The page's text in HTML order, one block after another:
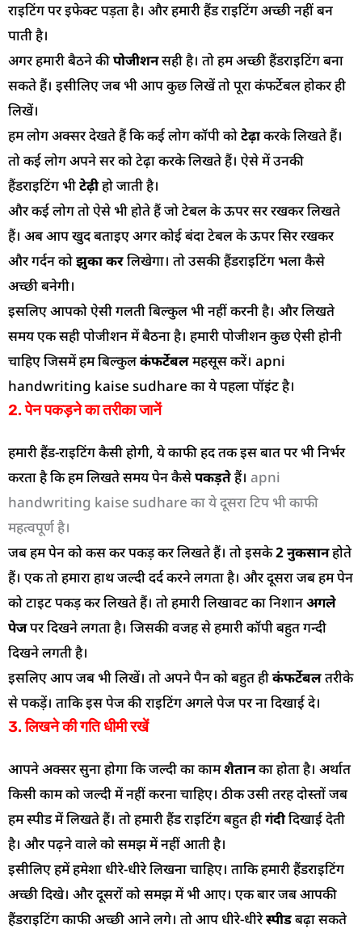
राइटिंग पर इफेक्ट पड़ता है। और हमारी हैंड राइटिंग अच्छी नहीं बन
पाती है।
अगर हमारी बैठने कीपोजीशनसही है। तो हम अच्छी हैंडराइटिंग बना
सकते हैं। इसीलिए जब भी आप कुछ लिखें तो पूरा कंफर्टेबल होकर ही
लिखें।
हम लोग अक्सर देखते हैं कि कई लोग कॉपी कोटेढ़ाकरके लिखते हैं।
तो कई लोग अपने सर को टेढ़ा करके लिखते हैं। ऐसे में उनकी
हैंडराइटिंग भीटेढ़ीहो जाती है।
और कई लोग तो ऐसे भी होते हैं जो टेबल के ऊपर सर रखकर लिखते
हैं। अब आप खुद बताइए अगर कोई बंदा टेबल के ऊपर सिर रखकर
और गर्दन कोझुका करलिखेगा। तो उसकी हैंडराइटिंग भला कैसे
अच्छी बनेगी।
इसलिए आपको ऐसी गलती बिल्कुल भी नहीं करनी है। और लिखते
समय एक सही पोजीशन में बैठना है। हमारी पोजीशन कुछ ऐसी होनी
चाहिए जिसमें हम बिल्कुलकंफर्टेबलमहसूस करें। apni
handwriting kaise sudhare का ये पहला पॉइंट है।
2. पेन पकड़ने का तरीका जानें
हमारी हैंड-राइटिंग कैसी होगी, ये काफी हद तक इस बात पर भी निर्भर
करता है कि हम लिखते समय पेन कैसेपकड़तेहैं। apni
handwriting kaise sudhare का ये दूसरा टिप भी काफी
महत्वपूर्ण है।
जब हम पेन को कस कर पकड़ कर लिखते हैं। तो इसके2 नुकसानहोते
हैं। एक तो हमारा हाथ जल्दी दर्द करने लगता है। और दूसरा जब हम पेन
को टाइट पकड़ कर लिखते हैं। तो हमारी लिखावट का निशानअगले
पेजपर दिखने लगता है। जिसकी वजह से हमारी कॉपी बहुत गन्दी
दिखने लगती है।
इसलिए आप जब भी लिखें। तो अपने पैन को बहुत हीकंफर्टेबलतरीके
से पकड़ें। ताकि इस पेज की राइटिंग अगले पेज पर ना दिखाई दे।
3. लिखने की गति धीमी रखें
आपने अक्सर सुना होगा कि जल्दी का कामशैतानका होता है। अर्थात
किसी काम को जल्दी में नहीं करना चाहिए। ठीक उसी तरह दोस्तों जब
हम स्पीड में लिखते हैं। तो हमारी हैंड राइटिंग बहुत हीगंदीदिखाई देती
है। और पढ़ने वाले को समझ में नहीं आती है।
इसीलिए हमें हमेशा धीरे-धीरे लिखना चाहिए। ताकि हमारी हैंडराइटिंग
अच्छी दिखे। और दूसरों को समझ में भी आए। एक बार जब आपकी
हैंडराइटिंग काफी अच्छी आने लगे। तो आप धीरे-धीरेस्पीडबढ़ा सकते